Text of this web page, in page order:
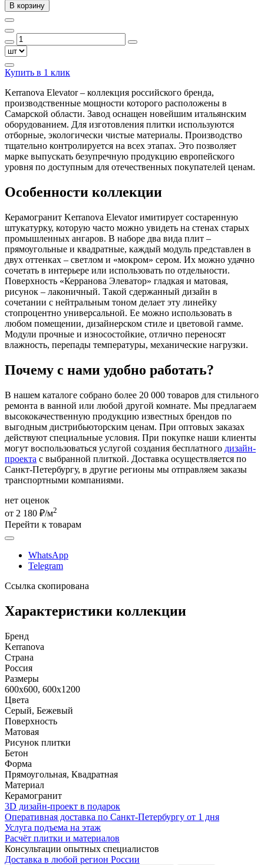
В корзину
Купить в 1 клик
Kerranova Elevator – коллекция российского бренда,
производственные мощности которого расположены в
Самарской области. Завод оснащен новейшим итальянским
оборудованием. Для изготовления плитки используются
отборные, экологически чистые материалы. Производство
тщательно контролируется на всех этапах. Это позволяет
марке выпускать безупречную продукцию европейского
уровня по доступным для отечественных покупателей ценам.
Особенности коллекции
Керамогранит Kerranova Elevator имитирует состаренную
штукатурку, которую часто можно увидеть на стенах старых
промышленных ангаров. В наборе два вида плит –
прямоугольные и квадратные, каждый модуль представлен в
двух оттенках – светлом и «мокром» сером. Их можно удачно
сочетать в интерьере или использовать по отдельности.
Поверхность «Керранова Элеватор» гладкая и матовая,
рисунок – лаконичный. Такой сдержанный дизайн в
сочетании с нейтральным тоном делает эту линейку
стопроцентно универсальной. Ее можно использовать в
любом помещении, дизайнерском стиле и цветовой гамме.
Модули прочные и износостойкие, отлично переносят
влажность, перепады температуры, механические нагрузки.
Почему с нами удобно работать?
В нашем каталоге собрано более 20 000 товаров для стильного
ремонта в ванной или любой другой комнате. Мы предлагаем
высококачественную продукцию известных брендов по
выгодным дистрибьюторским ценам. При оптовых заказах
действуют специальные условия. При покупке наши клиенты
могут воспользоваться услугой создания бесплатного дизайн-
проекта с выбранной плиткой. Доставка осуществляется по
Санкт-Петербургу, в другие регионы мы отправляем заказы
транспортными компаниями.
нет оценок
от 2 180 ₽/м2
Перейти к товарам
WhatsApp
Telegram
Ссылка скопирована
Характеристики коллекции
Бренд
Kerranova
Страна
Россия
Размеры
600x600, 600x1200
Цвета
Серый, Бежевый
Поверхность
Матовая
Рисунок плитки
Бетон
Форма
Прямоугольная, Квадратная
Материал
Керамогранит
3D дизайн-проект в подарок
Оперативная доставка по Санкт-Петербургу от 1 дня
Услуга подъема на этаж
Расчёт плитки и материалов
Консультации опытных специалистов
Доставка в любой регион России